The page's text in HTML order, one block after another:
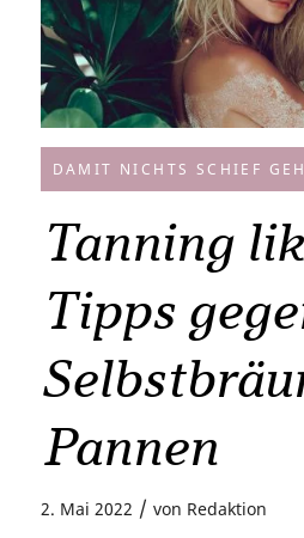
DAMIT NICHTS SCHIEF
Tanning
Tipps
Pannen
2. Mai 2022 / von Redaktion